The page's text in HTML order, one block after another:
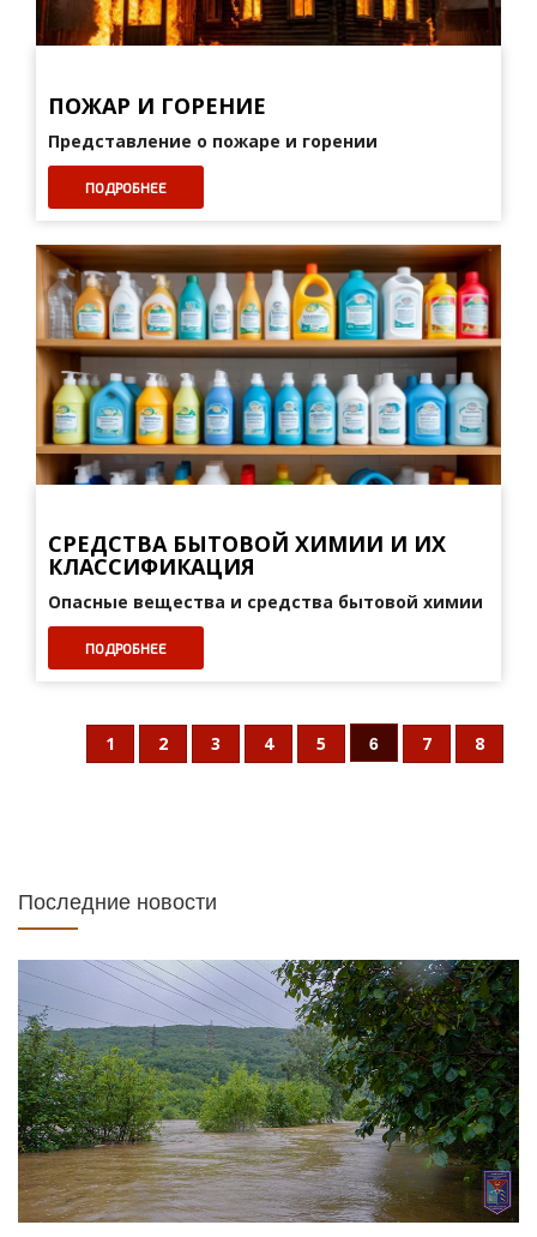
ПОЖАР И ГОРЕНИЕ
Представление о пожаре и горении
ПОДРОБНЕЕ
СРЕДСТВА БЫТОВОЙ ХИМИИ И ИХ
КЛАССИФИКАЦИЯ
Опасные вещества и средства бытовой химии
ПОДРОБНЕЕ
1 2 3 4 5 6 7 8
Последние новости